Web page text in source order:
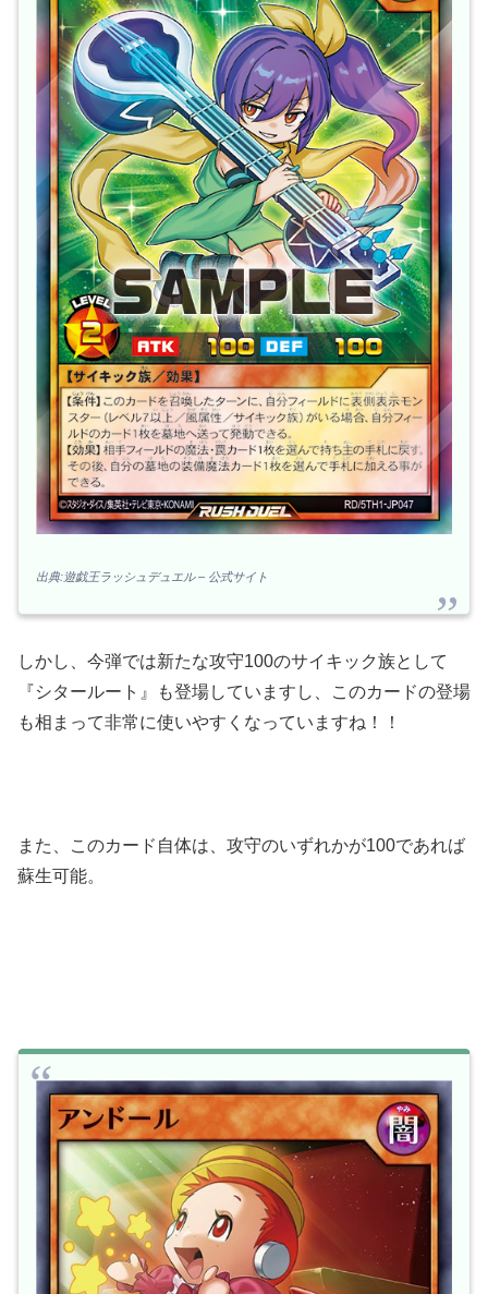
出典:遊戯王ラッシュデュエル – 公式サイト
しかし、今弾では新たな攻守100のサイキック族として
『シタールート』も登場していますし、このカードの登場
も相まって非常に使いやすくなっていますね！！
また、このカード自体は、攻守のいずれかが100であれば
蘇生可能。